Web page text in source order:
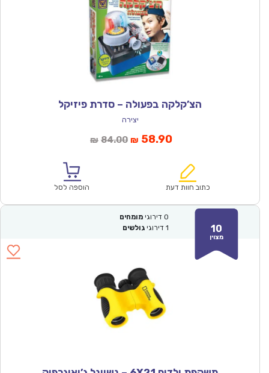
הצ’קלקה בפעולה – סדרת פיזיקל
יצירה
₪ 84.00המחיר
₪84.00.
₪ 58.90המחיר
הוא:
כתוב חוות דעת הוספה לסל
10
מצוין
0 דירוגי מומחים
1 דירוגי גולשים